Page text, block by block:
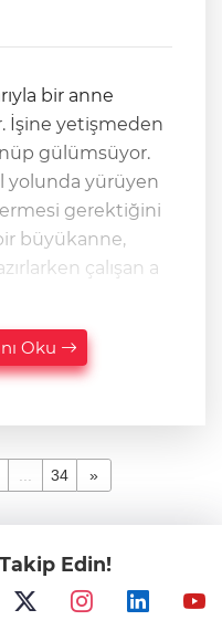
bir anne
İşine yetişmeden
gülümsüyor.
yolunda yürüyen
gerektiğini
büyükanne,
çalışan a
Oku
34 »
Edin!